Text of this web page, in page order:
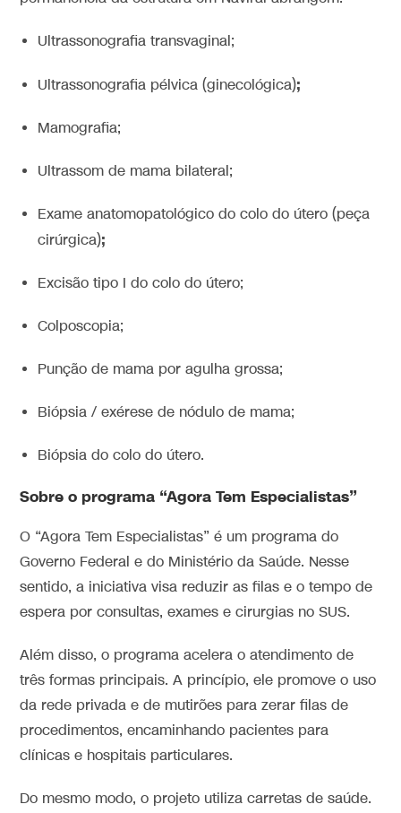
Ultrassonografia transvaginal;
Ultrassonografia pélvica (ginecológica);
Mamografia;
Ultrassom de mama bilateral;
Exame anatomopatológico do colo do útero (peça
cirúrgica);
Excisão tipo I do colo do útero;
Colposcopia;
Punção de mama por agulha grossa;
Biópsia / exérese de nódulo de mama;
Biópsia do colo do útero.
Sobre o programa “Agora Tem Especialistas”
O “Agora Tem Especialistas” é um programa do
Governo Federal e do Ministério da Saúde. Nesse
sentido, a iniciativa visa reduzir as filas e o tempo de
espera por consultas, exames e cirurgias no SUS.
Além disso, o programa acelera o atendimento de
três formas principais. A princípio, ele promove o uso
da rede privada e de mutirões para zerar filas de
procedimentos, encaminhando pacientes para
clínicas e hospitais particulares.
Do mesmo modo, o projeto utiliza carretas de saúde.